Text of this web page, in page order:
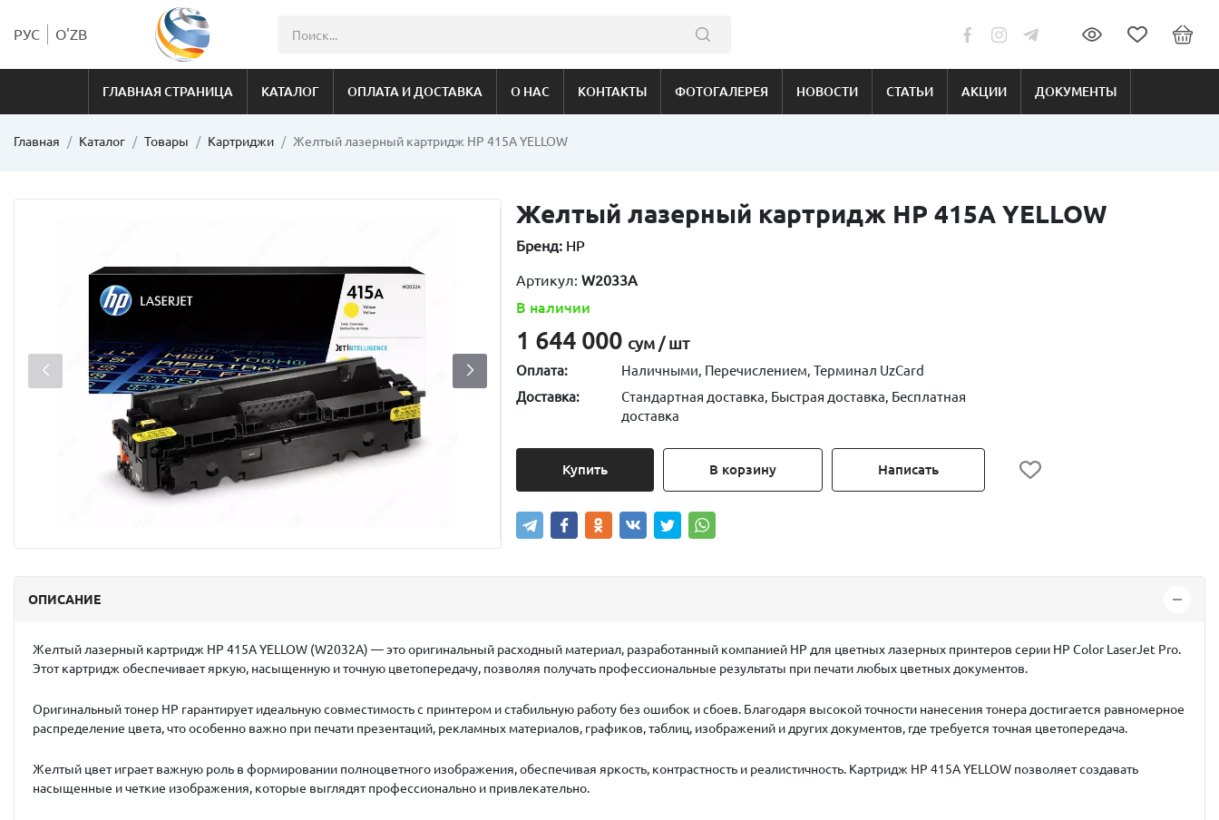
РУС O'ZB
ГЛАВНАЯ СТРАНИЦА КАТАЛОГ ОПЛАТА И ДОСТАВКА О НАС КОНТАКТЫ ФОТОГАЛЕРЕЯ НОВОСТИ СТАТЬИ АКЦИИ ДОКУМЕНТЫ
Главная Каталог Товары Картриджи Желтый лазерный картридж HP 415A YELLOW
Желтый лазерный картридж HP 415A YELLOW
Бренд: HP
Артикул:W2033A
В наличии
1 644 000 сум / шт
Оплата:
Наличными, Перечислением, Терминал UzCard
Доставка:
Стандартная доставка, Быстрая доставка, Бесплатная
доставка
Купить В корзину Написать
ОПИСАНИЕ
Желтый лазерный картридж HP 415A YELLOW (W2032A) — это оригинальный расходный материал, разработанный компанией HP для цветных лазерных принтеров серии HP Color LaserJet Pro.
Этот картридж обеспечивает яркую, насыщенную и точную цветопередачу, позволяя получать профессиональные результаты при печати любых цветных документов.
Оригинальный тонер HP гарантирует идеальную совместимость с принтером и стабильную работу без ошибок и сбоев. Благодаря высокой точности нанесения тонера достигается равномерное
распределение цвета, что особенно важно при печати презентаций, рекламных материалов, графиков, таблиц, изображений и других документов, где требуется точная цветопередача.
Желтый цвет играет важную роль в формировании полноцветного изображения, обеспечивая яркость, контрастность и реалистичность. Картридж HP 415A YELLOW позволяет создавать
насыщенные и четкие изображения, которые выглядят профессионально и привлекательно.